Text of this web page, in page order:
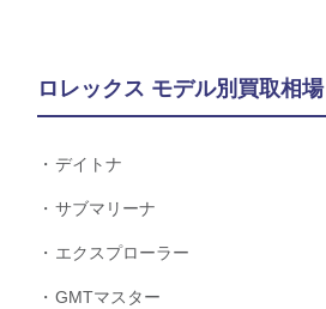
ロレックス モデル別買取相場
デイトナ
サブマリーナ
エクスプローラー
GMTマスター